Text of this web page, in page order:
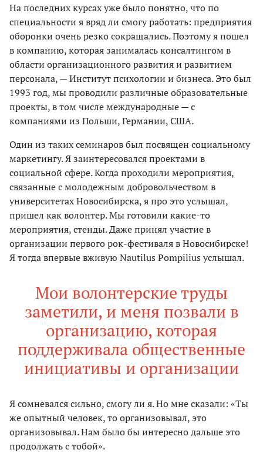
На последних курсах уже было понятно, что по
специальности я вряд ли смогу работать: предприятия
оборонки очень резко сокращались. Поэтому я пошел
в компанию, которая занималась консалтингом в
области организационного развития и развитием
персонала, — Институт психологии и бизнеса. Это был
1993 год, мы проводили различные образовательные
проекты, в том числе международные — с
компаниями из Польши, Германии, США.
Один из таких семинаров был посвящен социальному
маркетингу. Я заинтересовался проектами в
социальной сфере. Когда проходили мероприятия,
связанные с молодежным добровольчеством в
университетах Новосибирска, я про это услышал,
пришел как волонтер. Мы готовили какие-то
мероприятия, стенды. Даже принял участие в
организации первого рок-фестиваля в Новосибирске!
Я тогда впервые вживую Nautilus Pompilius услышал.
Мои волонтерские труды
заметили, и меня позвали в
организацию, которая
поддерживала общественные
инициативы и организации
Я сомневался сильно, смогу ли я. Но мне сказали: «Ты
же опытный человек, то организовывал, это
организовывал. Нам было бы интересно дальше это
продолжать с тобой».